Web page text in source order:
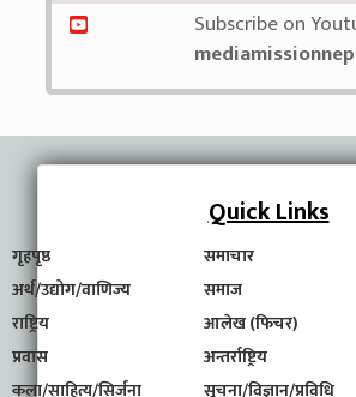
Subscribe on
Quick Links
गृहपृष्ठ समाचार
अर्थ/उद्योग/वाणिज्य
समाज
राष्ट्रिय
आलेख (फिचर)
प्रवास
अन्तर्राष्ट्रिय
कला/साहित्य/सिर्जना
सूचना/विज्ञान/प्रविधि